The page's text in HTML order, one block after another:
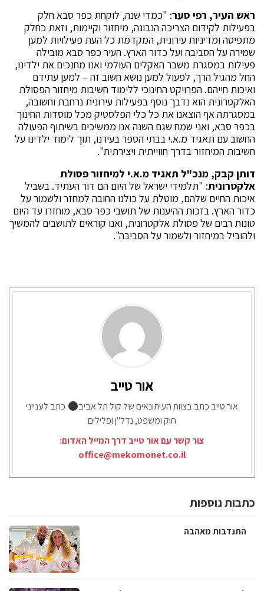
ראש העיר, רפי סער: "כמדי שנה, לוקחת כפר סבא חלק
בפעילות לקידום הצריכה הנבונה, מיחזור וקיימות, וזאת כחלק
מתפיסה ומדיניות עירונית, המקדמת כל העת פעילויות למען
שמירה על הסביבה ועל כדור הארץ. העיר כפר סבא מובילה
פעילות במסגרת משבר האקלים העולמי ואנו מחנכים את ילדינו,
החל מהגיל הרך, לפעול למען נושא חשוב זה – למען עתידם
ואיכות חייהם. הפרויקט החינוכי ללימוד חשיבות מיחזור הפסולת
האלקטרונית הוא נדבך נוסף בפעילות עירונית נרחבת וחשובה,
במסגרתה אף הוצאנו את כל כלי הפלסטיק מכל מוסדות החינוך
בכפר סבא, ואני שמח שגם השנה אנו ממשיכים בשיתוף הפעולה
החשוב עם תאגיד מ.א.י בבתי הספר בעירנו, תוך לימוד ילדינו על
חשיבות המיחזור בדרך חווייתית ויצירתית".
דותן קבק, מנכ"ל תאגיד מ.א.י למיחזור פסולת
אלקטרונית: "תלמידי ישראל של היום הם דור העתיד. בשביל
איכות החיים שלהם, מוטלת על כולנו החובה למחזר ולשמור על
כדור הארץ. בזכות ההיענות של תושבי כפר סבא, מוחזרו עד היום
טונות רבים של פסולת אלקטרונית, ואנו קוראים לתושבים להמשיך
ולהוביל במיחזור ולשמור על הסביבה".
אור טייב
אור טייב כתב בצוות העיתונאים של קול תל אביב
כתב לענייני
חוק ומשפט, נדל"ן ופלילים
צור קשר עם אור טייב דרך המייל האדום:
office@mekomonet.co.il
כתבות נוספות
התנדבות מאהבה